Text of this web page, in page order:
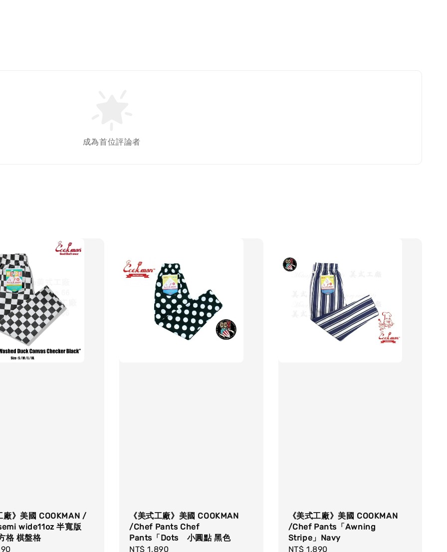
成為首位評論者
廠》美國 COOKMAN /
wide11oz 半寬版
格 棋盤格
《美式工廠》美國 COOKMAN
/Chef Pants Chef
Pants「Dots 小圓點 黑色
Regular
NT$ 1,890
《美式工廠》美國 COOKMAN
/Chef Pants「Awning
Stripe」Navy
Regular
NT$ 1,890